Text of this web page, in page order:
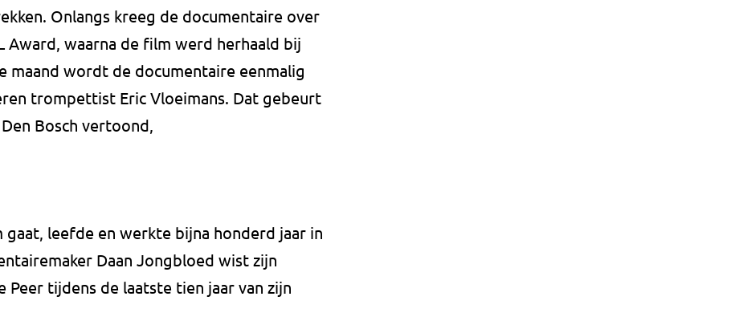
Onlangs kreeg de documentaire over
Award, waarna de film werd herhaald bij
maand wordt de documentaire eenmalig
trompettist Eric Vloeimans. Dat gebeurt
Bosch vertoond,
gaat, leefde en werkte bijna honderd jaar in
Daan Jongbloed wist zijn
tijdens de laatste tien jaar van zijn